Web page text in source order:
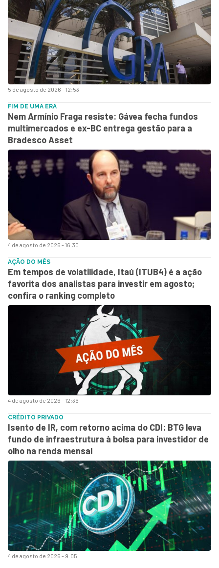
5 de agosto de 2026 - 12:53
4 de agosto de 2026 - 16:30
FIM DE UMA ERA
Nem Armínio Fraga resiste: Gávea fecha fundos
multimercados e ex-BC entrega gestão para a
Bradesco Asset
4 de agosto de 2026 - 12:36
AÇÃO DO MÊS
Em tempos de volatilidade, Itaú (ITUB4) é a ação
favorita dos analistas para investir em agosto;
confira o ranking completo
4 de agosto de 2026 - 9:05
CRÉDITO PRIVADO
Isento de IR, com retorno acima do CDI: BTG leva
fundo de infraestrutura à bolsa para investidor de
olho na renda mensal